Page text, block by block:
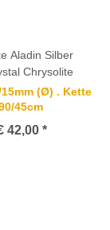
Aladin Silber
Chrysolite
(Ø) . Kette
45cm
42,00 *